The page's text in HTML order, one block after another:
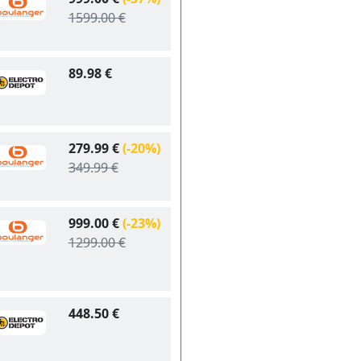
1599.00 €
89.98 €
279.99 €(-20%)
349.99 €
999.00 €(-23%)
1299.00 €
448.50 €